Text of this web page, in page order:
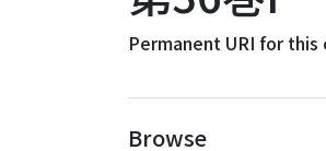
Permanent URI for this
Browse